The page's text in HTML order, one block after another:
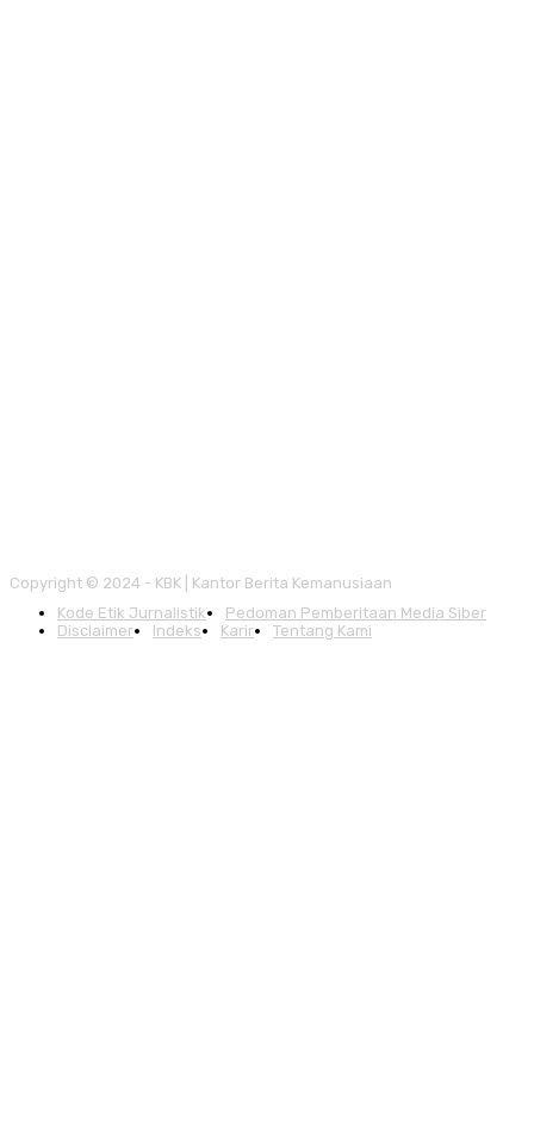
Copyright © 2024 - KBK | Kantor Berita Kemanusiaan
Kode Etik Jurnalistik
Pedoman Pemberitaan Media Siber
Disclaimer
Indeks Karir Tentang Kami